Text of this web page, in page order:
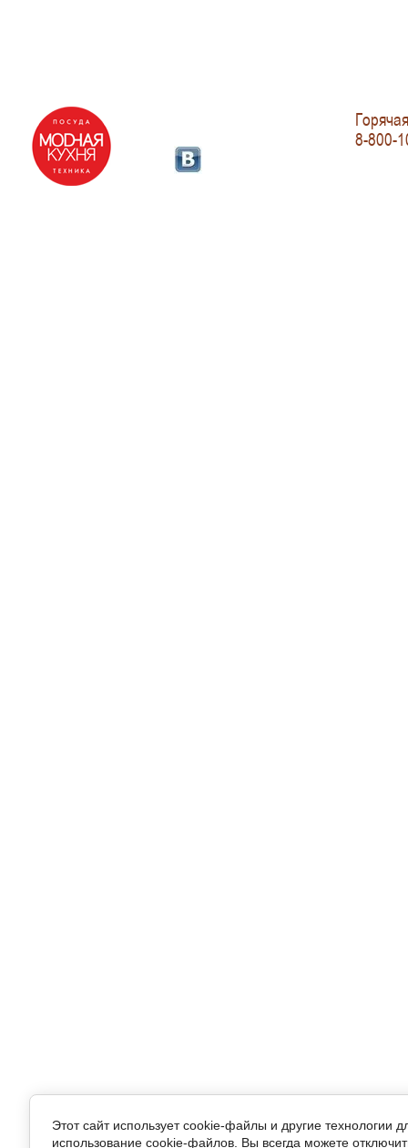
8-800-
Этот сайт использует cookie-файлы и другие
использование cookie-файлов. Вы всегда можете